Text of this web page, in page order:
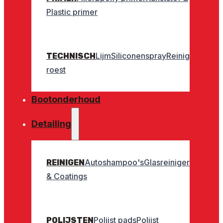
Plastic primer
TECHNISCHLijmSiliconensprayReinigers
roest
Bootonderhoud
Detailing
REINIGENAutoshampoo'sGlasreinigers
& Coatings
POLIJSTENPolijst padsPolijst